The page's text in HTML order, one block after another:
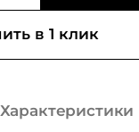
в 1 клик
Характеристики